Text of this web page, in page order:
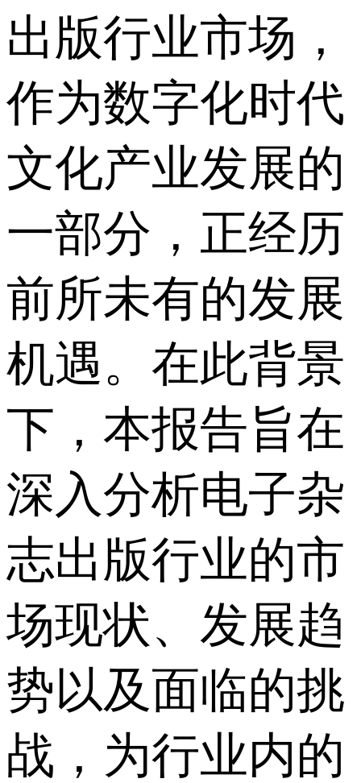
出版行业市场，
作为数字化时代
文化产业发展的
一部分，正经历
前所未有的发展
机遇。在此背景
下，本报告旨在
深入分析电子杂
志出版行业的市
场现状、发展趋
势以及面临的挑
战，为行业内的